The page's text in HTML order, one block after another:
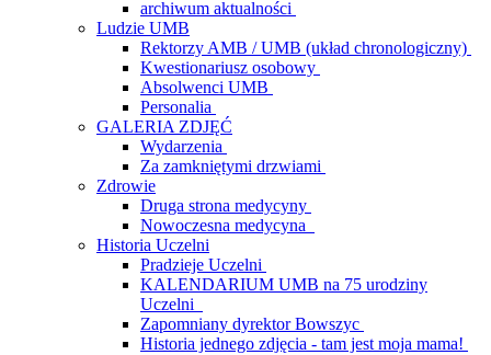
archiwum aktualności
Ludzie UMB
Rektorzy AMB / UMB (układ chronologiczny)
Kwestionariusz osobowy
Absolwenci UMB
Personalia
GALERIA ZDJĘĆ
Wydarzenia
Za zamkniętymi drzwiami
Zdrowie
Druga strona medycyny
Nowoczesna medycyna
Historia Uczelni
Pradzieje Uczelni
KALENDARIUM UMB na 75 urodziny
Uczelni
Zapomniany dyrektor Bowszyc
Historia jednego zdjęcia - tam jest moja mama!